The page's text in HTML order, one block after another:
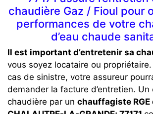
chaudière Gaz / Fioul pour
performances de votre
d’eau chaude
Il est important d’entretenir sa
vous soyez locataire ou
cas de sinistre, votre assureur
demander la facture d’entretien.
chaudière par un chauffagiste RGE